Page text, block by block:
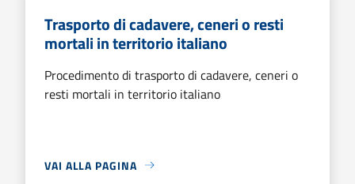
Trasporto di cadavere, ceneri o resti
mortali in territorio italiano
Procedimento di trasporto di cadavere, ceneri o
resti mortali in territorio italiano
VAI ALLA PAGINA